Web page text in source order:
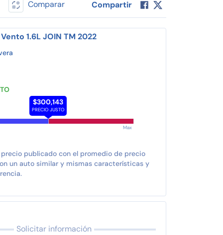
Comparar Compartir
1.6L JOIN TM 2022
$300,143
PRECIO JUSTO
Max
precio publicado con el promedio de precio
un auto similar y mismas características y
Solicitar información